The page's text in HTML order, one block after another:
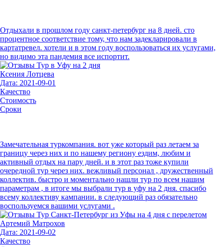
Отдыхали в прошлом году санкт-петербург на 8 дней. сто
процентное соответствие тому, что нам задекларировали в
картатревел. хотели и в этом году воспользоваться их услугами,
но видимо эта пандемия все испортит.
Ксения Лотцева
Дата: 2021-09-01
Качество
Стоимость
Сроки
Замечательная туркомпания. вот уже который раз летаем за
границу через них и по нашему региону ездим, любим и
активный отдых на пару дней. и в этот раз тоже купили
очередной тур через них. вежливый персонал , дружественный
коллектив. быстро и моментально нашли тур по всем нашим
параметрам , в итоге мы выбрали тур в уфу на 2 дня. спасибо
всему коллективу кампании. в следующий раз обязательно
воспользуемся вашими услугами .
Артемий Матрохов
Дата: 2021-09-02
Качество